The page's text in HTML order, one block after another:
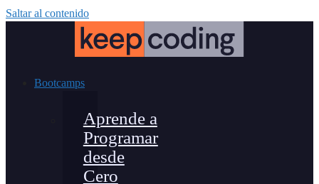
Saltar al contenido
Bootcamps
Aprende a
Programar
desde
Cero